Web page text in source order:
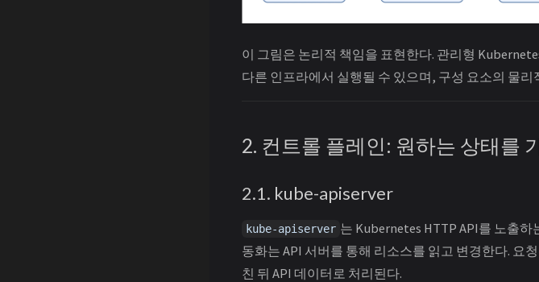
이 그림은 논리적 책임을 표현한다. 관리형
다른 인프라에서 실행될 수 있으며, 구성 요소의 물
2. 컨트롤 플레인: 원하는 상태를
2.1. kube-apiserver
kube-apiserver 는 Kubernetes HTTP API를 노출하
동화는 API 서버를 통해 리소스를 읽고 변경한다. 요
친 뒤 API 데이터로 처리된다.